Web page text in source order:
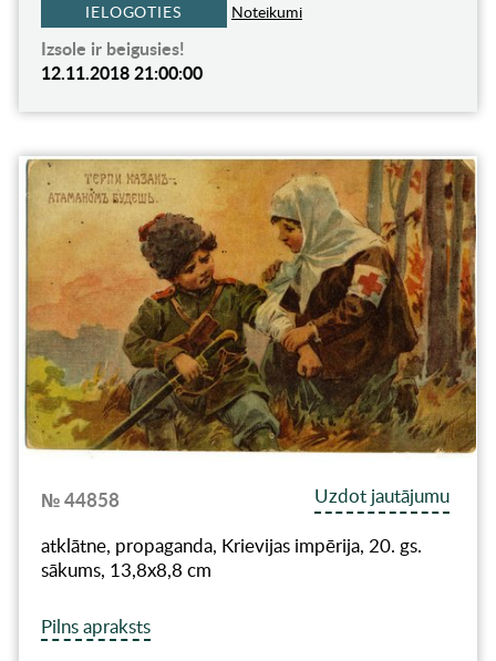
IELOGOTIES Noteikumi
Izsole ir beigusies!
12.11.2018 21:00:00
№ 44858
Uzdot jautājumu
atklātne, propaganda, Krievijas impērija, 20. gs.
sākums, 13,8x8,8 cm
Pilns apraksts